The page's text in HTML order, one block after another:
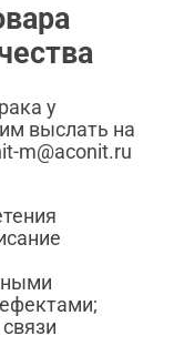
у
выслать на
m@aconit.ru